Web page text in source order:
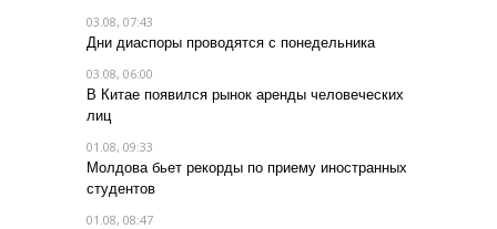
03.08, 07:43
Дни диаспоры проводятся с понедельника
03.08, 06:00
В Китае появился рынок аренды человеческих
лиц
01.08, 09:33
Молдова бьет рекорды по приему иностранных
студентов
01.08, 08:47